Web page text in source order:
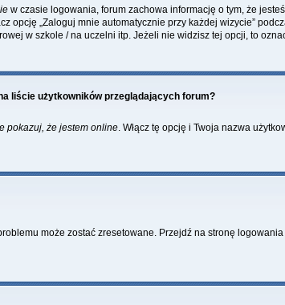
w czasie logowania, forum zachowa informację o tym, że
opcję „Zaloguj mnie automatycznie przy każdej wizycie”
w szkole / na uczelni itp. Jeżeli nie widzisz tej opcji, to
liście użytkowników przeglądających forum?
pokazuj, że jestem online. Włącz tę opcję i Twoja nazwa
może zostać zresetowane. Przejdź na stronę